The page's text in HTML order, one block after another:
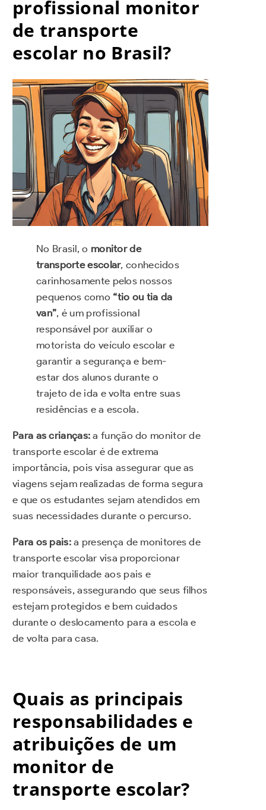
profissional monitor
de transporte
escolar no Brasil?
No Brasil, o monitor de
transporte escolar, conhecidos
carinhosamente pelos nossos
pequenos como “tio ou tia da
van”, é um profissional
responsável por auxiliar o
motorista do veículo escolar e
garantir a segurança e bem-
estar dos alunos durante o
trajeto de ida e volta entre suas
residências e a escola.
Para as crianças: a função do monitor de
transporte escolar é de extrema
importância, pois visa assegurar que as
viagens sejam realizadas de forma segura
e que os estudantes sejam atendidos em
suas necessidades durante o percurso.
Para os pais:a presença de monitores de
transporte escolar visa proporcionar
maior tranquilidade aos pais e
responsáveis, assegurando que seus filhos
estejam protegidos e bem cuidados
durante o deslocamento para a escola e
de volta para casa.
Quais as principais
responsabilidades e
atribuições de um
monitor de
transporte escolar?